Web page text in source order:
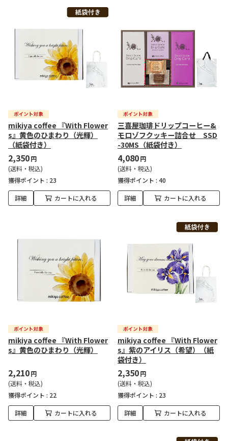
mikiya coffee 『With Flower
s』黄色のひまわり（光輝）
（紙袋付き）
2,350円
(送料・税込)
獲得ポイント : 23
詳細 カートに入れる
三喜屋珈琲ドリップコーヒー&
モロゾフクッキー詰合せ SSD
-30MS（紙袋付き）
4,080円
(送料・税込)
獲得ポイント : 40
詳細 カートに入れる
mikiya coffee 『With Flower
s』黄色のひまわり（光輝）
2,210円
(送料・税込)
獲得ポイント : 22
詳細 カートに入れる
mikiya coffee 『With Flower
s』紫のアイリス（希望）（紙
袋付き）
2,350円
(送料・税込)
獲得ポイント : 23
詳細 カートに入れる